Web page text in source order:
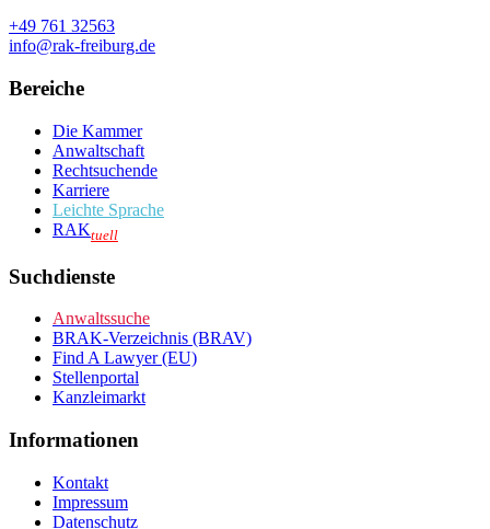
+49 761 32563
info@rak-freiburg.de
Bereiche
Die Kammer
Anwaltschaft
Rechtsuchende
Karriere
Leichte Sprache
RAKtuell
Suchdienste
Anwaltssuche
BRAK-Verzeichnis (BRAV)
Find A Lawyer (EU)
Stellenportal
Kanzleimarkt
Informationen
Kontakt
Impressum
Datenschutz